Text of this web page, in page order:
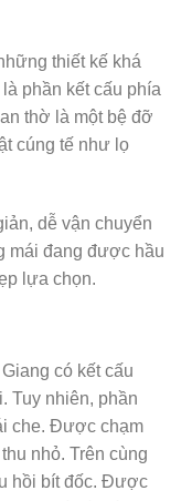
thiết kế khá
phần kết cấu phía
thờ là một bệ đỡ
cúng tế như lọ
dễ vận chuyển
mái đang được hầu
lựa chọn.
có kết cấu
Tuy nhiên, phần
che. Được chạm
nhỏ. Trên cùng
hồi bít đốc. Được